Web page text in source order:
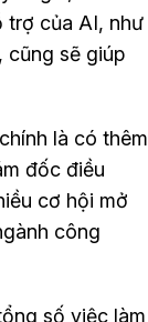
trợ của AI, như
cũng sẽ giúp
là có thêm
đốc điều
cơ hội mở
công
số việc làm